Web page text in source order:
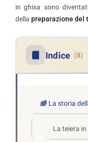
in ghisa sono
della preparazione del
Indice (8)
La storia
La teiera